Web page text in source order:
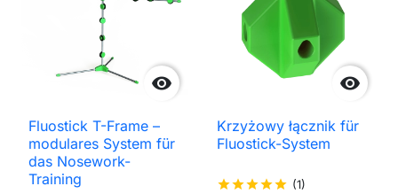

Fluostick T-Frame –
modulares System für
das Nosework-
Training

Krzyżowy łącznik für
Fluostick-System
starstarstarstarstar (1)